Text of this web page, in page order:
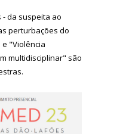
da suspeita ao
perturbações do
"Violência
multidisciplinar" são